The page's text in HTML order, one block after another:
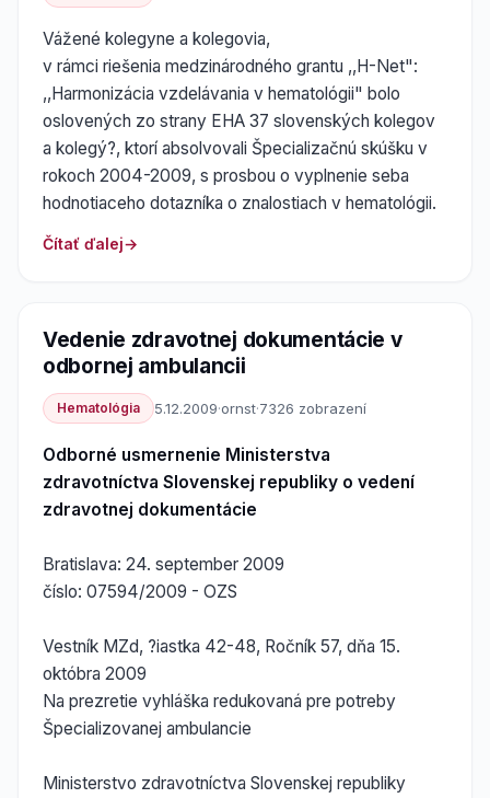
Vážené kolegyne a kolegovia,
v rámci riešenia medzinárodného grantu ,,H-Net":
,,Harmonizácia vzdelávania v hematológii" bolo
oslovených zo strany EHA 37 slovenských kolegov
a kolegý?, ktorí absolvovali Špecializačnú skúšku v
rokoch 2004-2009, s prosbou o vyplnenie seba
hodnotiaceho dotazníka o znalostiach v hematológii.
Čítať ďalej
Vedenie zdravotnej dokumentácie v
odbornej ambulancii
Hematológia 5.12.2009·ornst·7326 zobrazení
Odborné usmernenie Ministerstva
zdravotníctva Slovenskej republiky o vedení
zdravotnej dokumentácie
Bratislava: 24. september 2009
číslo: 07594/2009 - OZS
Vestník MZd, ?iastka 42-48, Ročník 57, dňa 15.
októbra 2009
Na prezretie vyhláška redukovaná pre potreby
Špecializovanej ambulancie
Ministerstvo zdravotníctva Slovenskej republiky